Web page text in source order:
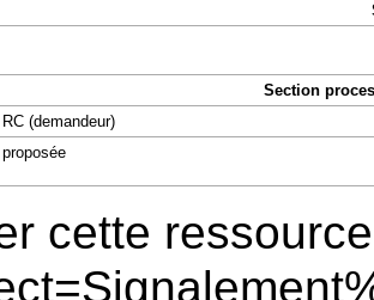
Section
RC (demandeur)
proposée
cette ressource